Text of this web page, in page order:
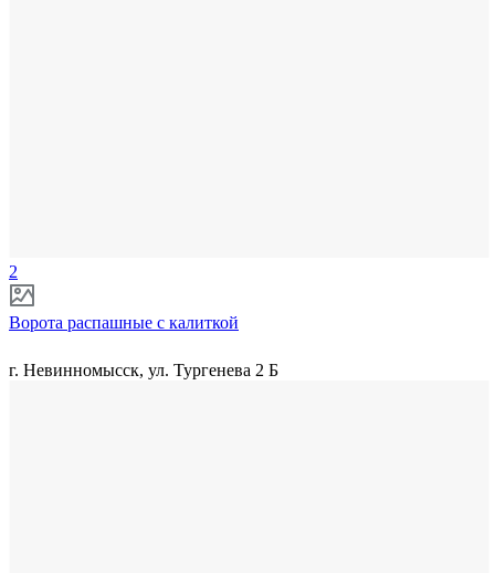
2
Ворота распашные с калиткой
г. Невинномысск, ул. Тургенева 2 Б